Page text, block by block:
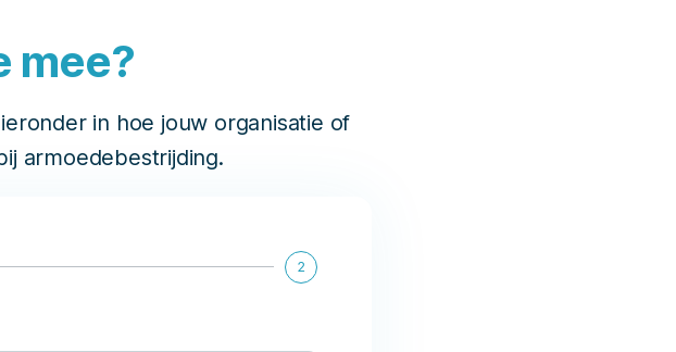
mee?
in hoe jouw organisatie of
armoedebestrijding.
2